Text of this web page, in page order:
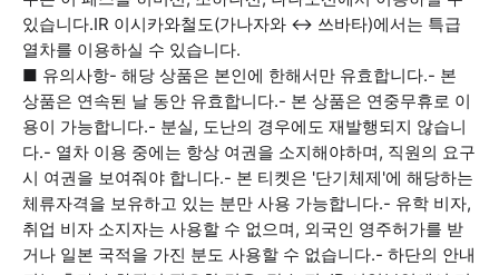
있습니다.IR 이시카와철도(가나자와 ↔ 쓰바타)에서는 특급
열차를 이용하실 수 있습니다.
■ 유의사항- 해당 상품은 본인에 한해서만 유효합니다.- 본
상품은 연속된 날 동안 유효합니다.- 본 상품은 연중무휴로 이
용이 가능합니다.- 분실, 도난의 경우에도 재발행되지 않습니
다.- 열차 이용 중에는 항상 여권을 소지해야하며, 직원의 요구
시 여권을 보여줘야 합니다.- 본 티켓은 '단기체제'에 해당하는
체류자격을 보유하고 있는 분만 사용 가능합니다.- 유학 비자,
취업 비자 소지자는 사용할 수 없으며, 외국인 영주허가를 받
거나 일본 국적을 가진 분도 사용할 수 없습니다.- 하단의 안내